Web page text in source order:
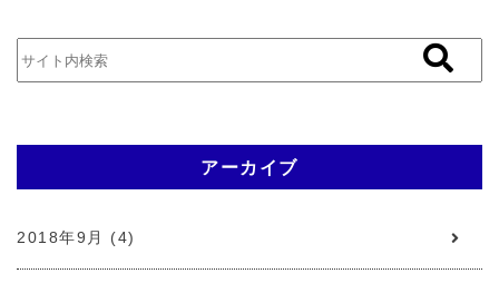
アーカイブ
2018年9月 (4)